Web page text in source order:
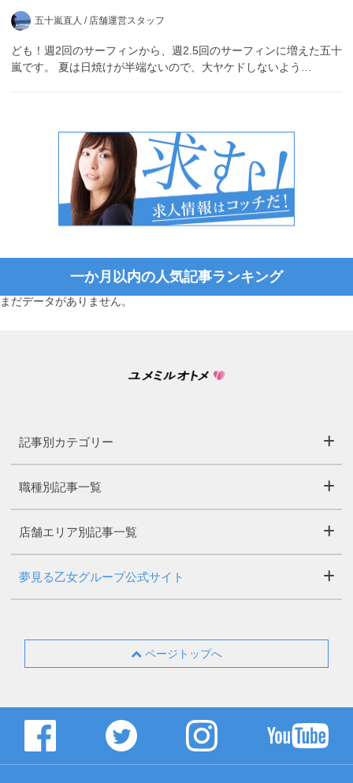
五十嵐直人 / 店舗運営スタッフ
ども！週2回のサーフィンから、週2.5回のサーフィンに増えた五十
嵐です。 夏は日焼けが半端ないので、大ヤケドしないよう…
一か月以内の人気記事ランキング
まだデータがありません。
記事別カテゴリー
職種別記事一覧
店舗エリア別記事一覧
夢見る乙女グループ公式サイト
ページトップへ